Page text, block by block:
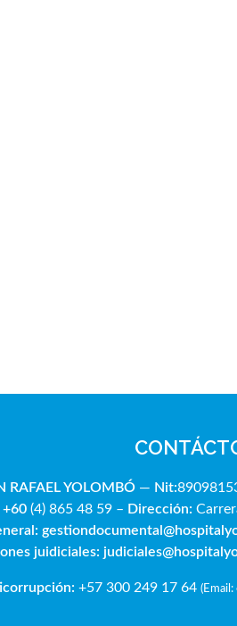
RAFAEL YOLOMBÓ — Nit:
+60 (4) 865 48 59 – Dirección:
juidiciales:
+57 300 249 17 64 (